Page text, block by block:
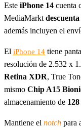
Este iPhone 14 cuenta
MediaMarkt descuenta
además incluyen el
El iPhone 14 tiene
resolución de 2.532 x
Retina XDR, True
mismo Chip A15
almacenamiento de
Mantiene el notch para